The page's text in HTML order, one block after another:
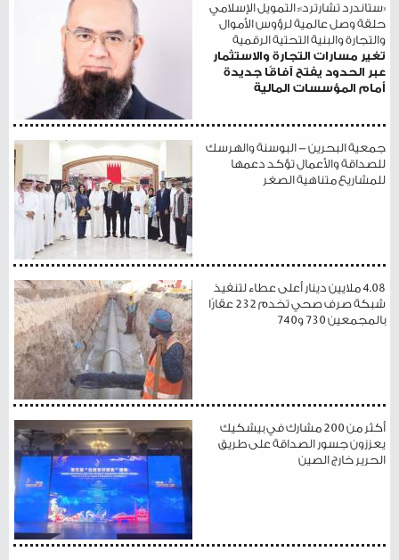
«ستاندرد تشارترد»: التمويل الإسلامي
حلقة وصل عالمية لرؤوس الأموال
والتجارة والبنية التحتية الرقمية
تغير مسارات التجارة والاستثمار
عبر الحدود يفتح آفاقًا جديدة
أمام المؤسسات المالية
جمعية البحرين - البوسنة والهرسك
للصداقة والأعمال تؤكد دعمها
للمشاريع متناهية الصغر
4.08 ملايين دينار أعلى عطاء لتنفيذ
شبكة صرف صحي تخدم 232 عقارًا
بالمجمعين 730 و740
أكثر من 200 مشارك في بيشكيك
يعززون جسور الصداقة على طريق
الحرير خارج الصين